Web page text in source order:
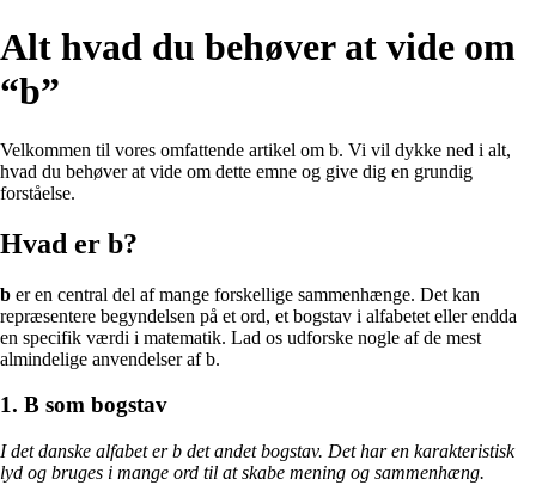
Alt hvad du behøver at vide om
“b”
Velkommen til vores omfattende artikel om b. Vi vil dykke ned i alt,
hvad du behøver at vide om dette emne og give dig en grundig
forståelse.
Hvad er b?
b er en central del af mange forskellige sammenhænge. Det kan
repræsentere begyndelsen på et ord, et bogstav i alfabetet eller endda
en specifik værdi i matematik. Lad os udforske nogle af de mest
almindelige anvendelser af b.
1. B som bogstav
I det danske alfabet er b det andet bogstav. Det har en karakteristisk
lyd og bruges i mange ord til at skabe mening og sammenhæng.